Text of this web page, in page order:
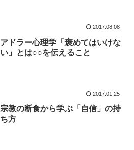
2017.08.08
アドラー心理学「褒めてはいけな
い」とは○○を伝えること
2017.01.25
宗教の断食から学ぶ「自信」の持
ち方